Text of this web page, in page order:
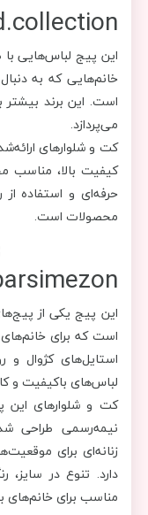
این پیج لباس‌هایی
خانم‌هایی که به
است. این برند
می‌پردازد.
کت و شلوارهای
کیفیت بالا،
حرفه‌ای و استفاده
محصولات است.
این پیج یکی از
است که برای
استایل‌های کژوال و
لباس‌های باکیفیت و
کت و شلوارهای این
نیمه‌رسمی طراحی
زنانه‌ای برای
دارد. تنوع در
مناسب برای خانم‌های